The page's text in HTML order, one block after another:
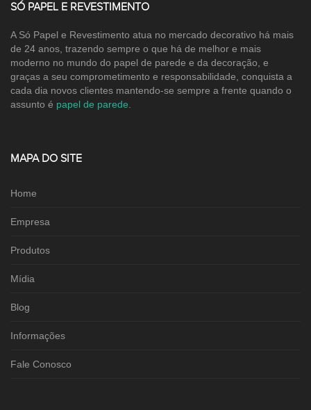
SÓ PAPEL E REVESTIMENTO
A Só Papel e Revestimento atua no mercado decorativo há mais
de 24 anos, trazendo sempre o que há de melhor e mais
moderno no mundo do papel de parede e da decoração, e
graças a seu comprometimento e responsabilidade, conquista a
cada dia novos clientes mantendo-se sempre a frente quando o
assunto é papel de parede
MAPA DO SITE
Home
Empresa
Produtos
Mídia
Blog
Informações
Fale Conosco